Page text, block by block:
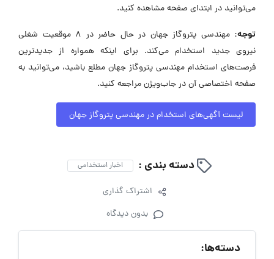
می‌توانید در ابتدای صفحه مشاهده کنید.
توجه:
مهندسی پتروگاز جهان در حال حاضر در ۸ موقعیت شغلی
نیروی جدید استخدام می‌کند. برای اینکه همواره از جدیدترین
فرصت‌های استخدام مهندسی پتروگاز جهان مطلع باشید، می‌توانید به
صفحه اختصاصی آن در جاب‌ویژن مراجعه کنید.
لیست آگهی‌های استخدام در مهندسی پتروگاز جهان
دسته بندی : اخبار استخدامی
اشتراک گذاری
بدون دیدگاه
دسته‌ها: